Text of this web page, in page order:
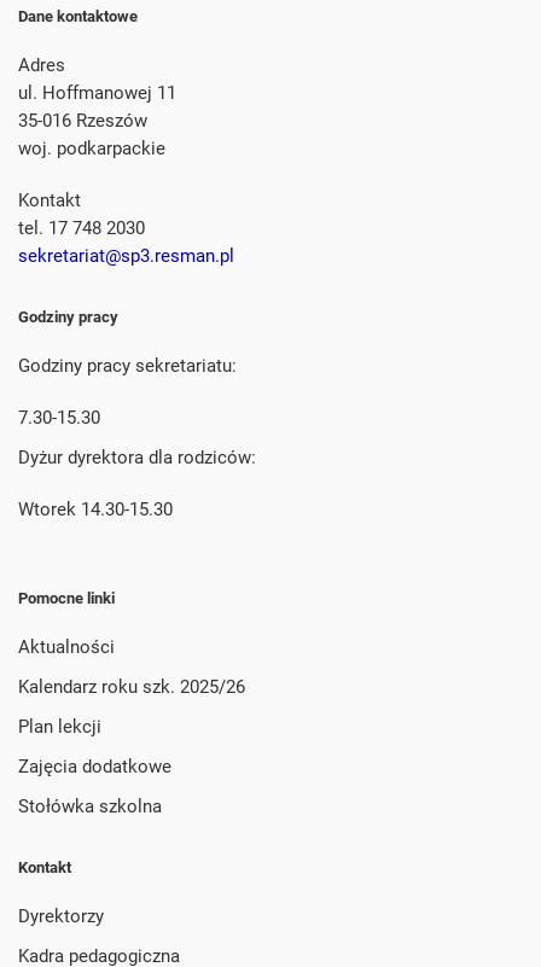
Dane kontaktowe
Adres
ul. Hoffmanowej 11
35-016 Rzeszów
woj. podkarpackie
Kontakt
tel. 17 748 2030
sekretariat@sp3.resman.pl
Godziny pracy
Godziny pracy sekretariatu:
7.30-15.30
Dyżur dyrektora dla rodziców:
Wtorek 14.30-15.30
Pomocne linki
Aktualności
Kalendarz roku szk. 2025/26
Plan lekcji
Zajęcia dodatkowe
Stołówka szkolna
Kontakt
Dyrektorzy
Kadra pedagogiczna